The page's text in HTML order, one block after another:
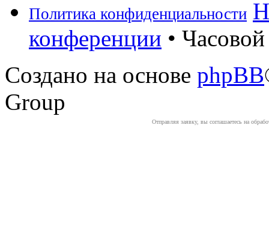
Политика конфиденциальности
конференции •
Создано на основе phpBB
Group
Отправляя заявку, вы соглашаетесь на